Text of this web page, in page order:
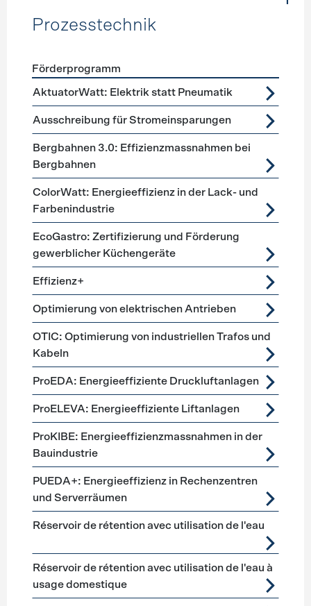
Prozesstechnik
Förderprogramme Prozesstechnik
Förderprogramm
AktuatorWatt: Elektrik statt Pneumatik
Ausschreibung für Stromeinsparungen
Bergbahnen 3.0: Effizienzmassnahmen bei
Bergbahnen
ColorWatt: Energieeffizienz in der Lack- und
Farbenindustrie
EcoGastro: Zertifizierung und Förderung
gewerblicher Küchengeräte
Effizienz+
Optimierung von elektrischen Antrieben
OTIC: Optimierung von industriellen Trafos und
Kabeln
ProEDA: Energieeffiziente Druckluftanlagen
ProELEVA: Energieeffiziente Liftanlagen
ProKIBE: Energieeffizienzmassnahmen in der
Bauindustrie
PUEDA+: Energieeffizienz in Rechenzentren
und Serverräumen
Réservoir de rétention avec utilisation de l'eau
Réservoir de rétention avec utilisation de l'eau à
usage domestique